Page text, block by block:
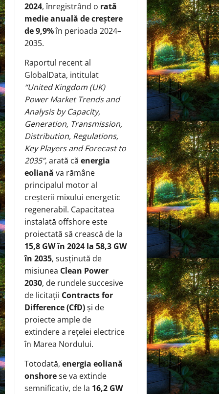
2024, înregistrând o rată
medie anuală de creștere
de 9,9%în perioada 2024–
2035.
Raportul recent al
GlobalData, intitulat
“United Kingdom (UK)
Power Market Trends and
Analysis by Capacity,
Generation, Transmission,
Distribution, Regulations,
Key Players and Forecast to
2035”, arată că energia
eoliană va rămâne
principalul motor al
creșterii mixului energetic
regenerabil. Capacitatea
instalată offshore este
proiectată să crească de la
15,8 GW în 2024 la 58,3 GW
în 2035, susținută de
misiunea Clean Power
2030, de rundele succesive
de licitații Contracts for
Difference (CfD)și de
proiecte ample de
extindere a rețelei electrice
în Marea Nordului.
Totodată, energia eoliană
onshorese va extinde
semnificativ, de la 16,2 GW